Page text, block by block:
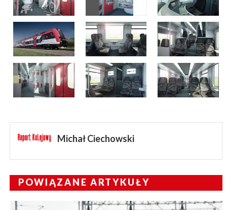
Michał Ciechowski
POWIĄZANE ARTYKUŁY